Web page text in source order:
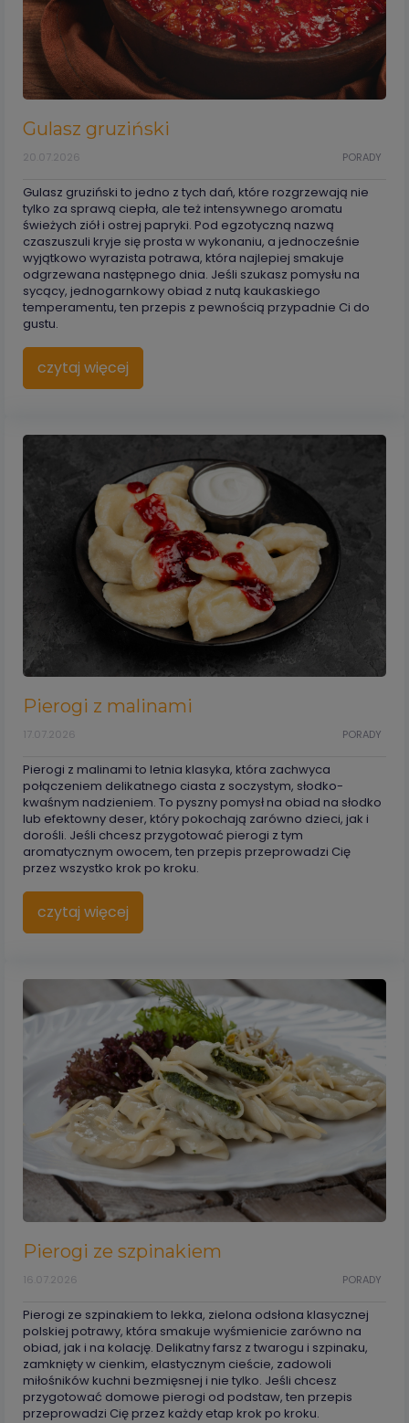
Gulasz gruziński
PORADY
20.07.2026
Gulasz gruziński to jedno z tych dań, które rozgrzewają nie
tylko za sprawą ciepła, ale też intensywnego aromatu
świeżych ziół i ostrej papryki. Pod egzotyczną nazwą
czaszuszuli kryje się prosta w wykonaniu, a jednocześnie
wyjątkowo wyrazista potrawa, która najlepiej smakuje
odgrzewana następnego dnia. Jeśli szukasz pomysłu na
sycący, jednogarnkowy obiad z nutą kaukaskiego
temperamentu, ten przepis z pewnością przypadnie Ci do
gustu.
czytaj więcej
Pierogi z malinami
PORADY
17.07.2026
Pierogi z malinami to letnia klasyka, która zachwyca
połączeniem delikatnego ciasta z soczystym, słodko-
kwaśnym nadzieniem. To pyszny pomysł na obiad na słodko
lub efektowny deser, który pokochają zarówno dzieci, jak i
dorośli. Jeśli chcesz przygotować pierogi z tym
aromatycznym owocem, ten przepis przeprowadzi Cię
przez wszystko krok po kroku.
czytaj więcej
Pierogi ze szpinakiem
PORADY
16.07.2026
Pierogi ze szpinakiem to lekka, zielona odsłona klasycznej
polskiej potrawy, która smakuje wyśmienicie zarówno na
obiad, jak i na kolację. Delikatny farsz z twarogu i szpinaku,
zamknięty w cienkim, elastycznym cieście, zadowoli
miłośników kuchni bezmięsnej i nie tylko. Jeśli chcesz
przygotować domowe pierogi od podstaw, ten przepis
przeprowadzi Cię przez każdy etap krok po kroku.